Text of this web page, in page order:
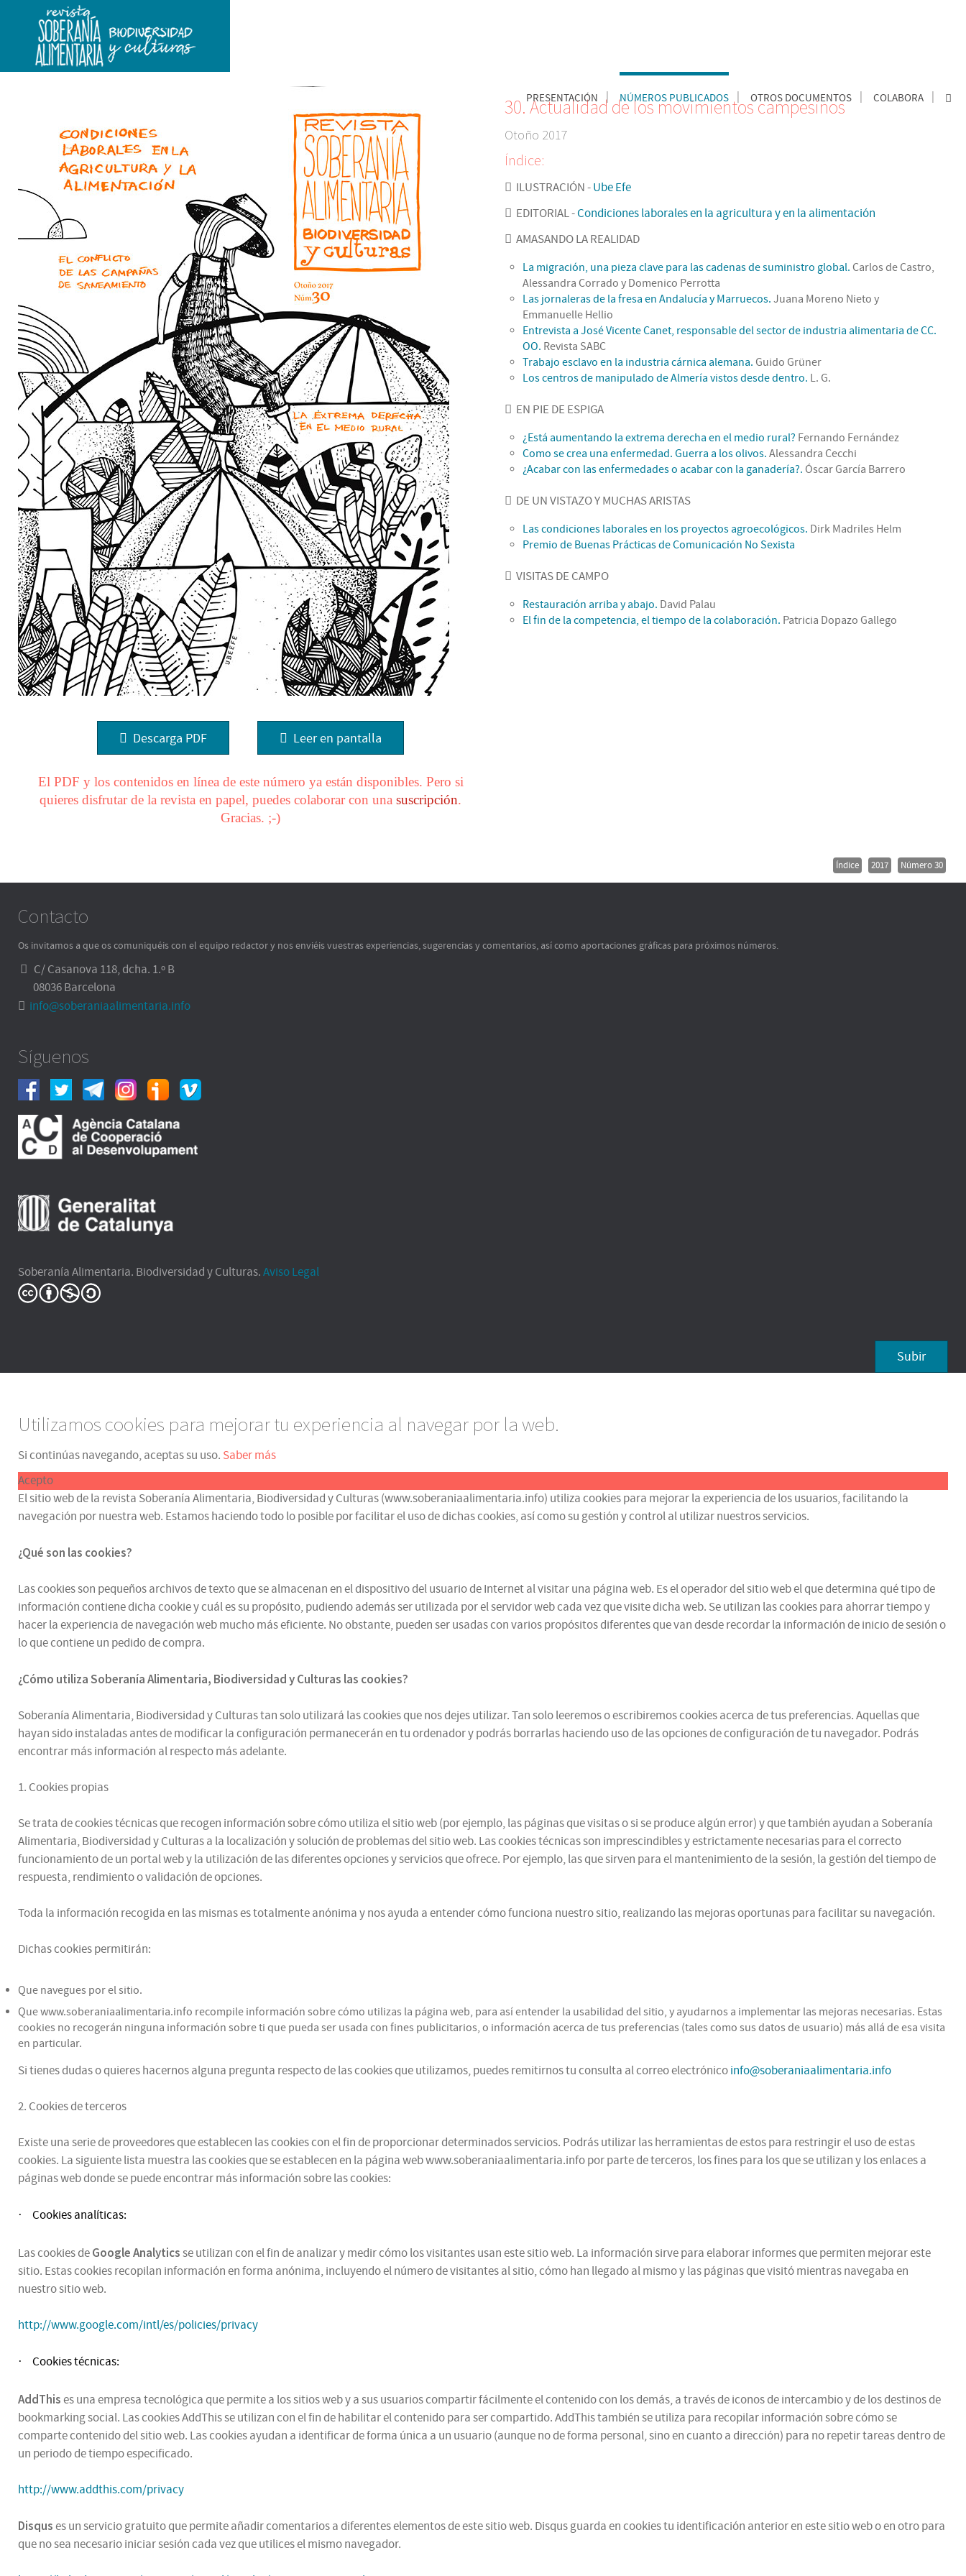
PRESENTACIÓN NÚMEROS PUBLICADOS OTROS DOCUMENTOS COLABORA
Descarga PDF Leer en pantalla
El PDF y los contenidos en línea de este número ya están disponibles. Pero si
quieres disfrutar de la revista en papel, puedes colaborar con una suscripción.
Gracias. ;-)
30. Actualidad de los movimientos campesinos
Otoño 2017
Índice:
ILUSTRACIÓN -Ube Efe
EDITORIAL -Condiciones laborales en la agricultura y en la alimentación
AMASANDO LA REALIDAD
La migración, una pieza clave para las cadenas de suministro global. Carlos de Castro,
Alessandra Corrado y Domenico Perrotta
Las jornaleras de la fresa en Andalucía y Marruecos. Juana Moreno Nieto y
Emmanuelle Hellio
Entrevista a José Vicente Canet, responsable del sector de industria alimentaria de CC.
OO. Revista SABC
Trabajo esclavo en la industria cárnica alemana. Guido Grüner
Los centros de manipulado de Almería vistos desde dentro. L. G.
EN PIE DE ESPIGA
¿Está aumentando la extrema derecha en el medio rural? Fernando Fernández
Como se crea una enfermedad. Guerra a los olivos. Alessandra Cecchi
¿Acabar con las enfermedades o acabar con la ganadería?. Óscar García Barrero
DE UN VISTAZO Y MUCHAS ARISTAS
Las condiciones laborales en los proyectos agroecológicos. Dirk Madriles Helm
Premio de Buenas Prácticas de Comunicación No Sexista
VISITAS DE CAMPO
Restauración arriba y abajo. David Palau
El fin de la competencia, el tiempo de la colaboración. Patricia Dopazo Gallego
Índice 2017 Número 30
Contacto
Os invitamos a que os comuniquéis con el equipo redactor y nos enviéis vuestras experiencias, sugerencias y comentarios, así como aportaciones gráficas para próximos números.
C/ Casanova 118, dcha. 1.º B
08036 Barcelona
info@soberaniaalimentaria.info
Síguenos
Soberanía Alimentaria. Biodiversidad y Culturas.Aviso Legal
Subir
Utilizamos cookies para mejorar tu experiencia al navegar por la web.
Si continúas navegando, aceptas su uso. Saber más
Acepto
El sitio web de la revista Soberanía Alimentaria, Biodiversidad y Culturas (www.soberaniaalimentaria.info) utiliza cookies para mejorar la experiencia de los usuarios, facilitando la
navegación por nuestra web. Estamos haciendo todo lo posible por facilitar el uso de dichas cookies, así como su gestión y control al utilizar nuestros servicios.
¿Qué son las cookies?
Las cookies son pequeños archivos de texto que se almacenan en el dispositivo del usuario de Internet al visitar una página web. Es el operador del sitio web el que determina qué tipo de
información contiene dicha cookie y cuál es su propósito, pudiendo además ser utilizada por el servidor web cada vez que visite dicha web. Se utilizan las cookies para ahorrar tiempo y
hacer la experiencia de navegación web mucho más eficiente. No obstante, pueden ser usadas con varios propósitos diferentes que van desde recordar la información de inicio de sesión o
lo que contiene un pedido de compra.
¿Cómo utilizaSoberanía Alimentaria, Biodiversidad y Culturas las cookies?
Soberanía Alimentaria, Biodiversidad y Culturas tan solo utilizará las cookies que nos dejes utilizar. Tan solo leeremos o escribiremos cookies acerca de tus preferencias. Aquellas que
hayan sido instaladas antes de modificar la configuración permanecerán en tu ordenador y podrás borrarlas haciendo uso de las opciones de configuración de tu navegador. Podrás
encontrar más información al respecto más adelante.
1. Cookies propias
Se trata de cookies técnicas que recogen información sobre cómo utiliza el sitio web (por ejemplo, las páginas que visitas o si se produce algún error) y que también ayudan a Soberanía
Alimentaria, Biodiversidad y Culturas a la localización y solución de problemas del sitio web. Las cookies técnicas son imprescindibles y estrictamente necesarias para el correcto
funcionamiento de un portal web y la utilización de las diferentes opciones y servicios que ofrece. Por ejemplo, las que sirven para el mantenimiento de la sesión, la gestión del tiempo de
respuesta, rendimiento o validación de opciones.
Toda la información recogida en las mismas es totalmente anónima y nos ayuda a entender cómo funciona nuestro sitio, realizando las mejoras oportunas para facilitar su navegación.
Dichas cookies permitirán:
Que navegues por el sitio.
Que www.soberaniaalimentaria.info recompile información sobre cómo utilizas la página web, para así entender la usabilidad del sitio, y ayudarnos a implementar las mejoras necesarias. Estas
cookies no recogerán ninguna información sobre ti que pueda ser usada con fines publicitarios, o información acerca de tus preferencias (tales como sus datos de usuario) más allá de esa visita
en particular.
Si tienes dudas o quieres hacernos alguna pregunta respecto de las cookies que utilizamos, puedes remitirnos tu consulta al correo electrónicoinfo@soberaniaalimentaria.info
2. Cookies de terceros
Existe una serie de proveedores que establecen las cookies con el fin de proporcionar determinados servicios. Podrás utilizar las herramientas de estos para restringir el uso de estas
cookies. La siguiente lista muestra las cookies que se establecen en la página web www.soberaniaalimentaria.info por parte de terceros, los fines para los que se utilizan y los enlaces a
páginas web donde se puede encontrar más información sobre las cookies:
· Cookies analíticas:
Las cookies deGoogle Analyticsse utilizan con el fin de analizar y medir cómo los visitantes usan este sitio web. La información sirve para elaborar informes que permiten mejorar este
sitio. Estas cookies recopilan información en forma anónima, incluyendo el número de visitantes al sitio, cómo han llegado al mismo y las páginas que visitó mientras navegaba en
nuestro sitio web.
http://www.google.com/intl/es/policies/privacy
· Cookies técnicas:
AddThises una empresa tecnológica que permite a los sitios web y a sus usuarios compartir fácilmente el contenido con los demás, a través de iconos de intercambio y de los destinos de
bookmarking social. Las cookies AddThis se utilizan con el fin de habilitar el contenido para ser compartido. AddThis también se utiliza para recopilar información sobre cómo se
comparte contenido del sitio web. Las cookies ayudan a identificar de forma única a un usuario (aunque no de forma personal, sino en cuanto a dirección) para no repetir tareas dentro de
un periodo de tiempo especificado.
http://www.addthis.com/privacy
Disquses un servicio gratuito que permite añadir comentarios a diferentes elementos de este sitio web. Disqus guarda en cookies tu identificación anterior en este sitio web o en otro para
que no sea necesario iniciar sesión cada vez que utilices el mismo navegador.